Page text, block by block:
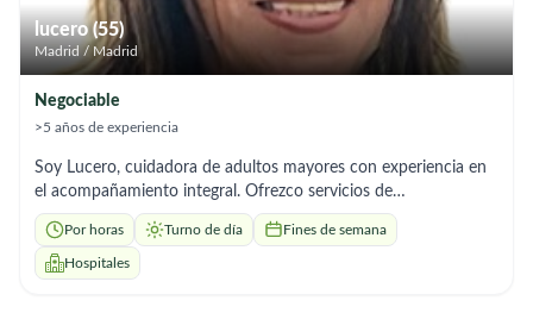
lucero (55)
Madrid / Madrid
Negociable
>5 años de experiencia
Soy Lucero, cuidadora de adultos mayores con experiencia en
el acompañamiento integral. Ofrezco servicios de
acompañamiento a citas médicas, control y administración de
medicamentos, supervisión de signos de alarma y apoyo en
actividades diarias. Me caracterizo por ser responsable,
Por horas Turno de día Fines de semana
Hospitales